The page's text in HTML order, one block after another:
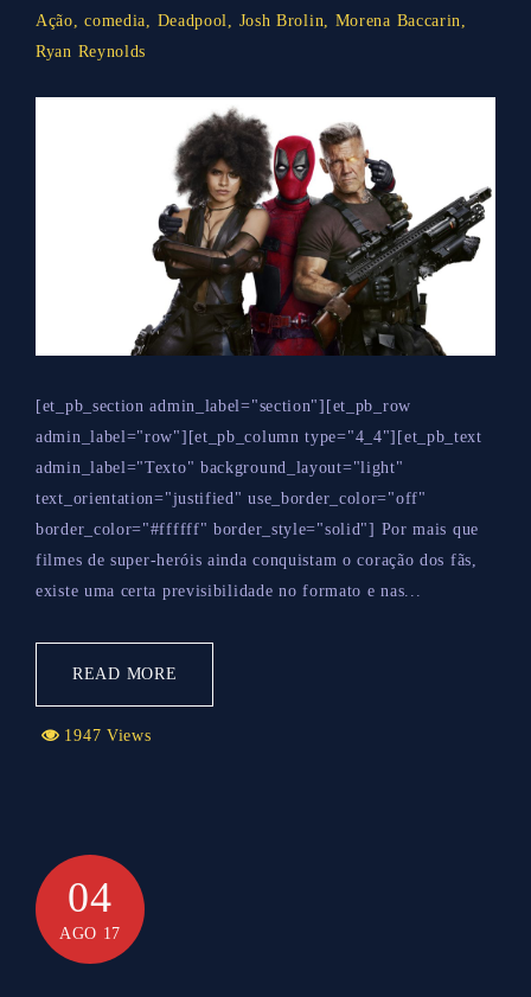
Ação ,comedia Deadpool Josh Brolin Morena Baccarin
Ryan Reynolds
[et_pb_section admin_label="section"][et_pb_row
admin_label="row"][et_pb_column type="4_4"][et_pb_text
admin_label="Texto" background_layout="light"
text_orientation="justified" use_border_color="off"
border_color="#ffffff" border_style="solid"] Por mais que
filmes de super-heróis ainda conquistam o coração dos fãs,
existe uma certa previsibilidade no formato e nas...
READ MORE
1947 Views
04
AGO 17